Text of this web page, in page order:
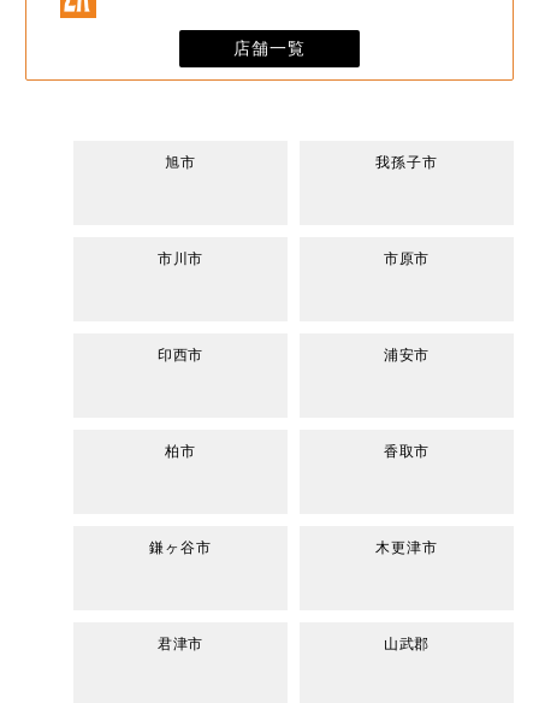
店舗一覧
旭市 我孫子市
市川市 市原市
印西市 浦安市
柏市 香取市
鎌ヶ谷市 木更津市
君津市 山武郡